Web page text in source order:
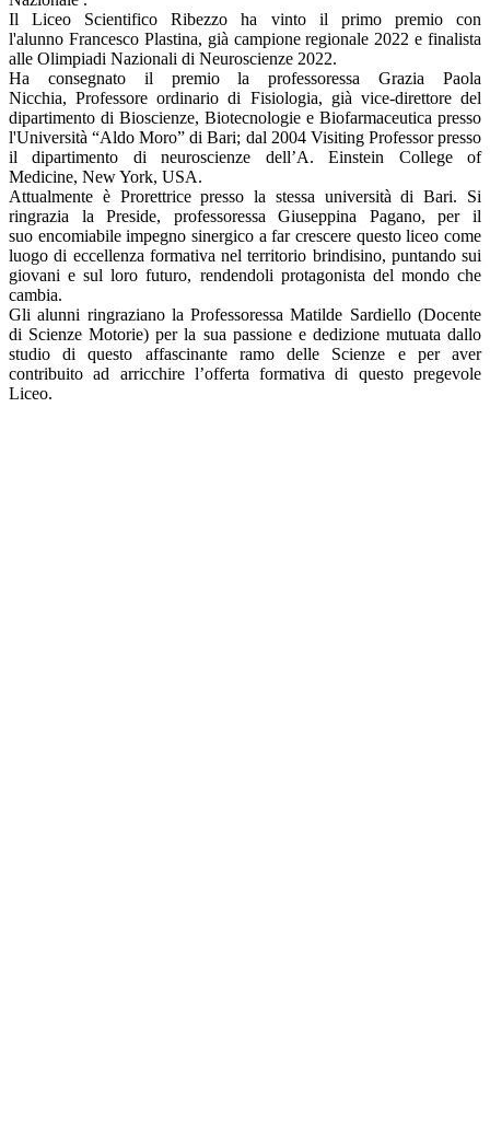
Il Liceo Scientifico Ribezzo ha vinto il primo premio con
l'alunno Francesco Plastina, già campione regionale 2022 e finalista
alle Olimpiadi Nazionali di Neuroscienze 2022.
Ha consegnato il premio la professoressa Grazia Paola
Nicchia, Professore ordinario di Fisiologia, già vice-direttore del
dipartimento di Bioscienze, Biotecnologie e Biofarmaceutica presso
l'Università “Aldo Moro” di Bari; dal 2004 Visiting Professor presso
il dipartimento di neuroscienze dell’A. Einstein College of
Medicine, New York, USA.
Attualmente è Prorettrice presso la stessa università di Bari. Si
ringrazia la Preside, professoressa Giuseppina Pagano, per il
suo encomiabile impegno sinergico a far crescere questo liceo come
luogo di eccellenza formativa nel territorio brindisino, puntando sui
giovani e sul loro futuro, rendendoli protagonista del mondo che
cambia.
Gli alunni ringraziano la Professoressa Matilde Sardiello (Docente
di Scienze Motorie) per la sua passione e dedizione mutuata dallo
studio di questo affascinante ramo delle Scienze e per aver
contribuito ad arricchire l’offerta formativa di questo pregevole
Liceo.